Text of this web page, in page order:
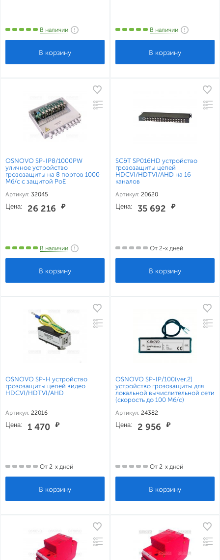
В наличии В наличии
OSNOVO SP-IP8/1000PW
уличное устройство
грозозащиты на 8 портов 1000
Мб/с с защитой PoE
Артикул: 32045
Цена: 26 216 ₽
В наличии
SC&T SP016HD устройство
грозозащиты цепей
HDCVI/HDTVI/AHD на 16
каналов
Артикул: 20620
Цена: 35 692 ₽
От 2-х дней
OSNOVO SP-H устройство
грозозащиты цепей видео
HDCVI/HDTVI/AHD
Артикул: 22016
Цена: 1 470 ₽
От 2-х дней
OSNOVO SP-IP/100(ver.2)
устройство грозозащиты для
локальной вычислительной сети
(скорость до 100 Мб/с)
Артикул: 24382
Цена: 2 956 ₽
От 2-х дней